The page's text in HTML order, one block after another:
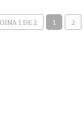
1 DE 2 1 2